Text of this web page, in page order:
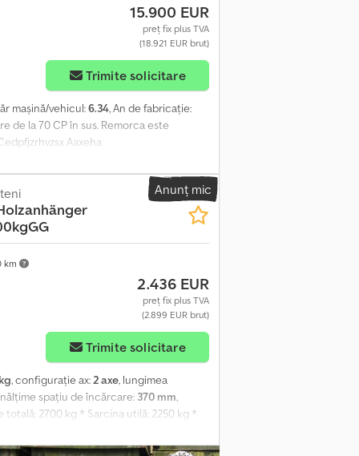
15.900 EUR
preț fix plus TVA
(18.921 EUR brut)
Trimite solicitare
mașină/vehicul:6.34, An de fabricație:
de la 70 CP în sus. Remorca este
Aaxeha
Anunț mic
km
2.436 EUR
preț fix plus TVA
(2.899 EUR brut)
Trimite solicitare
, configurație ax:2 axe, lungimea
spațiu de încărcare: 370 mm,
2700 kg * Sarcina utilă: 2250 kg *
Podea din placaj multistratificat,
zincat termic prin imersie * Sistem